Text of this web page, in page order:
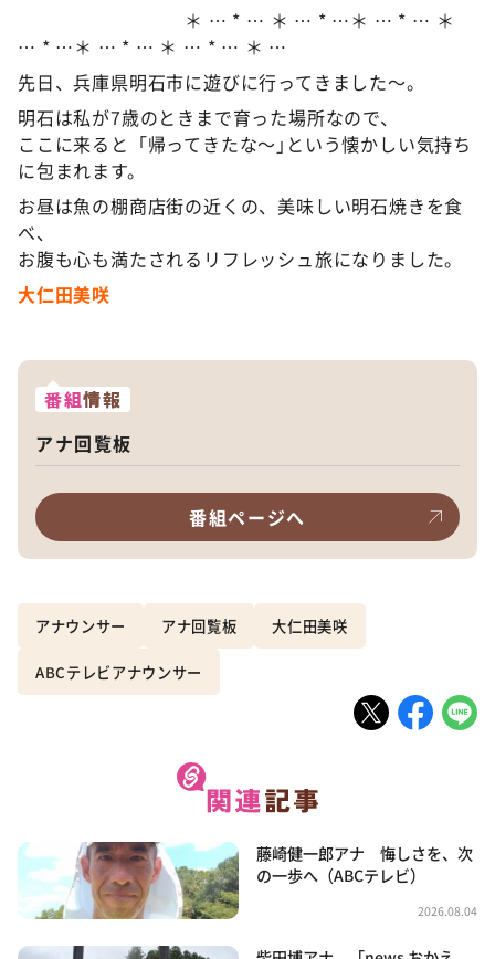
＊ … * … ＊ … * …＊ … * … ＊
… * …＊ … * … ＊ … * … ＊ …
先日、兵庫県明石市に遊びに行ってきました〜。
明石は私が7歳のときまで育った場所なので、
ここに来ると「帰ってきたな〜｣という懐かしい気持ち
に包まれます。
お昼は魚の棚商店街の近くの、美味しい明石焼きを食
べ、
お腹も心も満たされるリフレッシュ旅になりました。
大仁田美咲
番組情報
アナ回覧板
番組ページへ
アナウンサー アナ回覧板 大仁田美咲
ABCテレビアナウンサー
藤崎健一郎アナ 悔しさを、次
の一歩へ（ABCテレビ）
2026.08.04